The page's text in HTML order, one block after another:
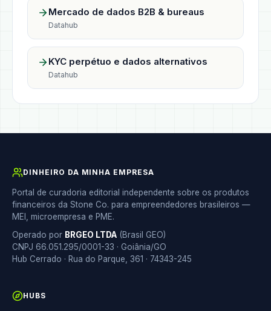
Mercado de dados B2B & bureaus
Datahub
KYC perpétuo e dados alternativos
Datahub
DINHEIRO DA MINHA EMPRESA
Portal de curadoria editorial independente sobre os produtos
financeiros da Stone Co. para empreendedores brasileiros —
MEI, microempresa e PME.
Operado por BRGEO LTDA (Brasil GEO)
CNPJ 66.051.295/0001-33 · Goiânia/GO
Hub Cerrado · Rua do Parque, 361 · 74343-245
HUBS